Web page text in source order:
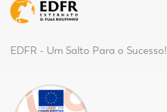
EDFR - Um Salto Para o Sucesso!